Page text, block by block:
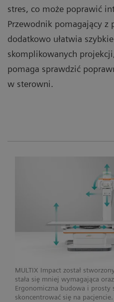
stres, co może poprawić
Przewodnik pomagający z
dodatkowo ułatwia
skomplikowanych
pomaga sprawdzić
w sterowni.
MULTIX Impact został
stała się mniej wymagająca
Ergonomiczna budowa i prosty
skoncentrować się na pacjencie.